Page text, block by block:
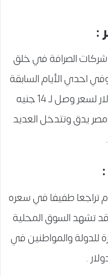
:
الصرافة في خلق
احدي الأيام السابقة
من شهر أغسطس صعد الدولار لسعر وصل لـ 14 جنيه
يدق وتتدخل العديد
تراجعا طفيفا في سعره
تشهد السوق المحلية
والمواطنين في
.